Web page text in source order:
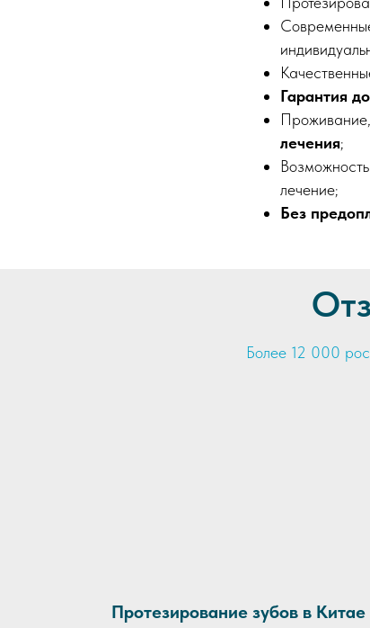
Гарантия
лечения;
лечение;
Без
Более 12 000
Протезирование зубов в Китае